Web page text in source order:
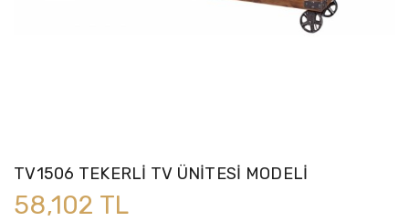
TV1506 TEKERLİ TV ÜNİTESİ MODELİ
58,102 TL